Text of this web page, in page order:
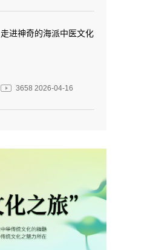
走进神奇的海派中医文化
3658 2026-04-16